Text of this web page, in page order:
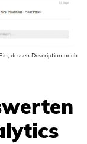
dessen Description noch